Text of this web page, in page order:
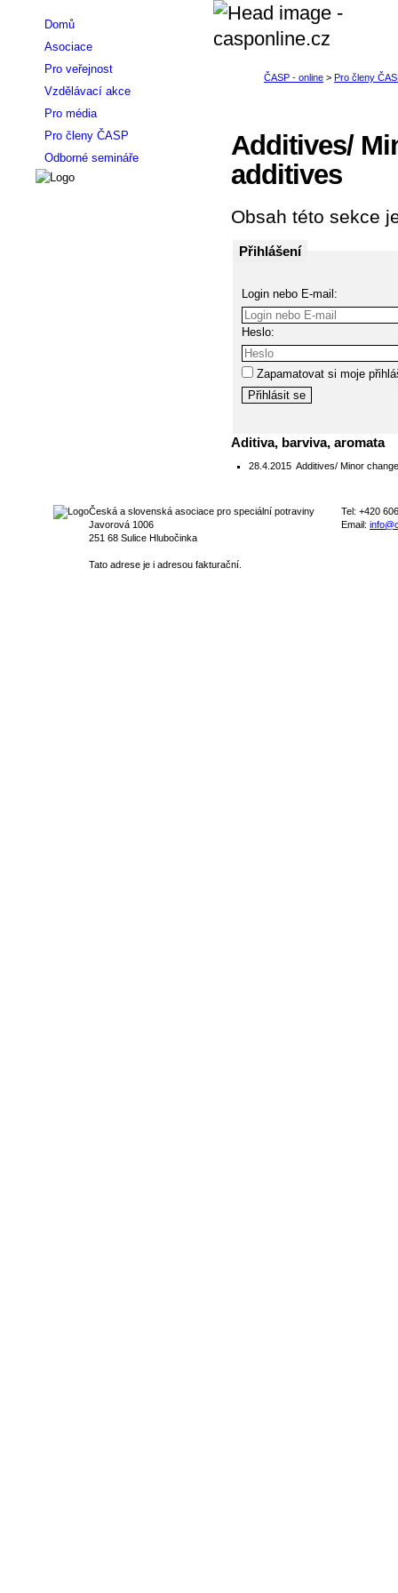
Additives/
additives
Obsah této sekce
Přihlášení
Login nebo E-mail:
Heslo:
Zapamatovat si moje
Aditiva, barviva, aromata
28.4.2015 Additives/ Minor
Domů
Asociace
Pro veřejnost
Vzdělávací akce
Pro média
Pro členy ČASP
Odborné semináře
Česká a slovenská asociace pro speciální potraviny
Javorová 1006
251 68 Sulice Hlubočinka
Tato adrese je i adresou fakturační.
Tel: +420
Email: